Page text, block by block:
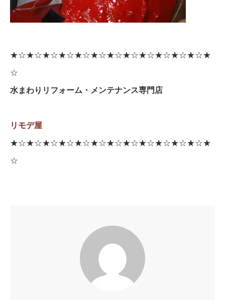
★☆★☆★☆★☆★☆★☆★☆★☆★☆★☆★☆★☆★
☆
水まわりリフォーム・メンテナンス専門店
リモデ屋
★☆★☆★☆★☆★☆★☆★☆★☆★☆★☆★☆★☆★
☆